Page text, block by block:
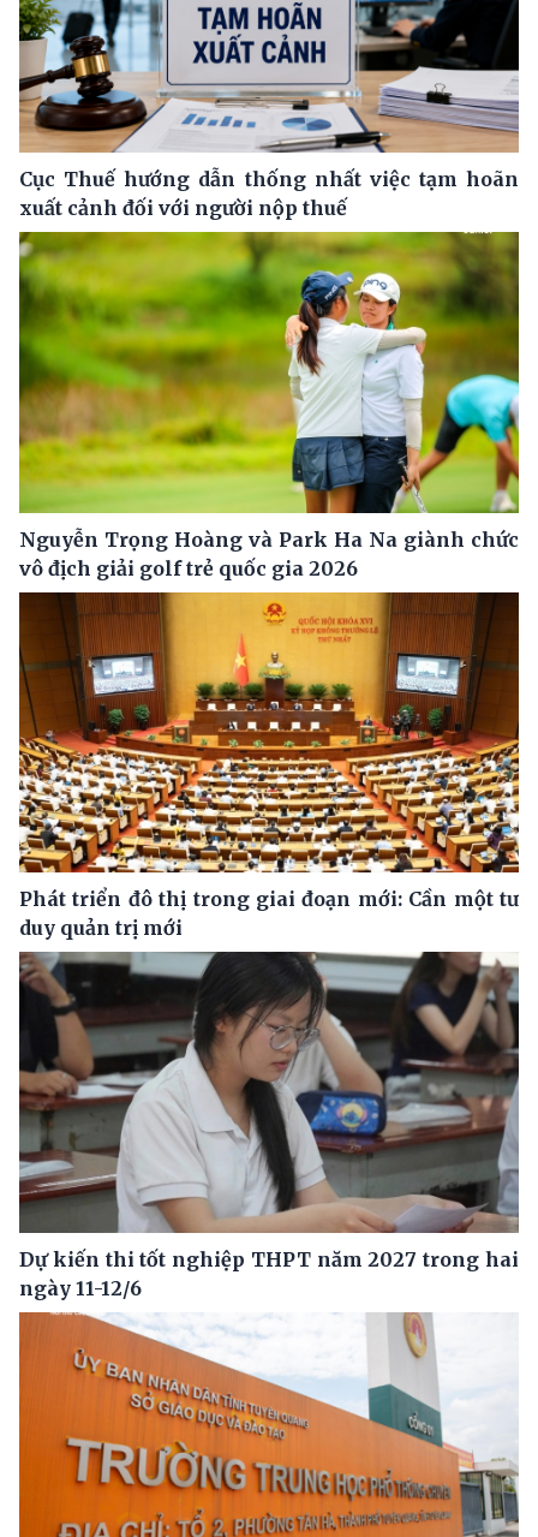
Cục Thuế hướng dẫn thống nhất việc tạm hoãn
xuất cảnh đối với người nộp thuế
Nguyễn Trọng Hoàng và Park Ha Na giành chức
vô địch giải golf trẻ quốc gia 2026
Phát triển đô thị trong giai đoạn mới: Cần một tư
duy quản trị mới
Dự kiến thi tốt nghiệp THPT năm 2027 trong hai
ngày 11-12/6